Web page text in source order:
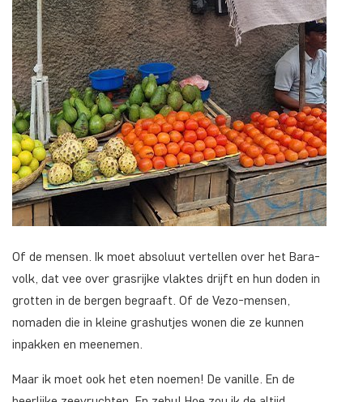
Of de mensen. Ik moet absoluut vertellen over het Bara-
volk, dat vee over grasrijke vlaktes drijft en hun doden in
grotten in de bergen begraaft. Of de Vezo-mensen,
nomaden die in kleine grashutjes wonen die ze kunnen
inpakken en meenemen.
Maar ik moet ook het eten noemen! De vanille. En de